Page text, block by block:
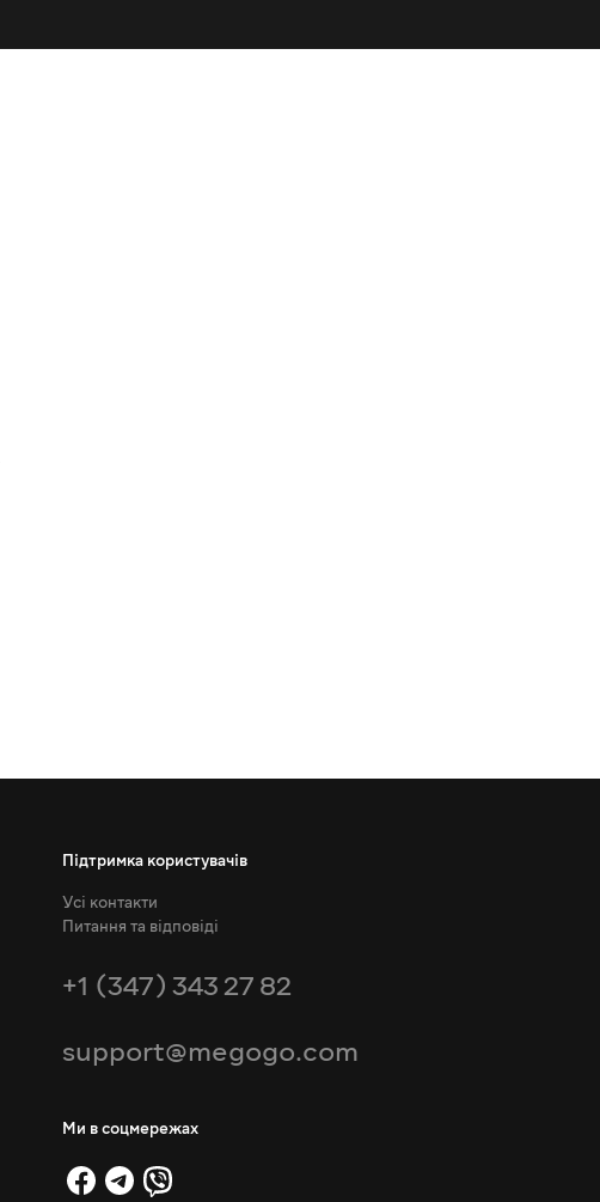
Підтримка користувачів
Усі контакти
Питання та відповіді
+1 (347) 343 27 82
support@megogo.com
Ми в соцмережах